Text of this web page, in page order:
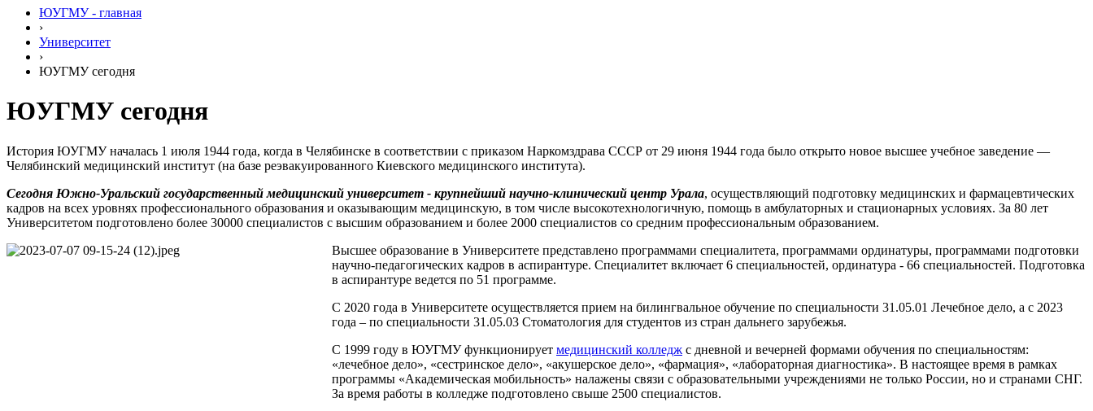
ЮУГМУ - главная
›
Университет
›
ЮУГМУ сегодня
ЮУГМУ сегодня
История ЮУГМУ началась 1 июля 1944 года, когда в Челябинске в соответствии с приказом Наркомздрава СССР от 29 июня 1944 года было открыто новое высшее учебное заведение —
Челябинский медицинский институт (на базе реэвакуированного Киевского медицинского института).
Сегодня Южно-Уральский государственный медицинский университет - крупнейший научно-клинический центр Урала, осуществляющий подготовку медицинских и фармацевтических
кадров на всех уровнях профессионального образования и оказывающим медицинскую, в том числе высокотехнологичную, помощь в амбулаторных и стационарных условиях. За 80 лет
Университетом подготовлено более 30000 специалистов с высшим образованием и более 2000 специалистов со средним профессиональным образованием.
Высшее образование в Университете представлено программами специалитета, программами ординатуры, программами подготовки
научно-педагогических кадров в аспирантуре. Специалитет включает 6 специальностей, ординатура - 66 специальностей. Подготовка
в аспирантуре ведется по 51 программе.
С 2020 года в Университете осуществляется прием на билингвальное обучение по специальности 31.05.01 Лечебное дело, а с 2023
года – по специальности 31.05.03 Стоматология для студентов из стран дальнего зарубежья.
С 1999 году в ЮУГМУ функционирует медицинский колледж с дневной и вечерней формами обучения по специальностям:
«лечебное дело», «сестринское дело», «акушерское дело», «фармация», «лабораторная диагностика». В настоящее время в рамках
программы «Академическая мобильность» налажены связи с образовательными учреждениями не только России, но и странами СНГ.
За время работы в колледже подготовлено свыше 2500 специалистов.